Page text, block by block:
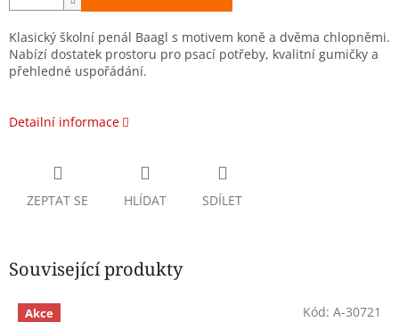
Klasický školní penál Baagl s motivem koně a dvěma chlopněmi.
Nabízí dostatek prostoru pro psací potřeby, kvalitní gumičky a
přehledné uspořádání.
Detailní informace
ZEPTAT SE HLÍDAT SDÍLET
Související produkty
Akce
Kód: A-30721